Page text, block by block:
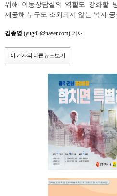
위해 이동상담실의 역할도 강화할
제공해 누구도 소외되지 않는 복지
김종영 (yug42@naver.com) 기자
이 기자의 다른뉴스보기